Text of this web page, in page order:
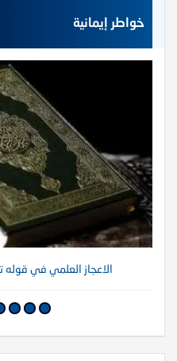
خواطر إيمانية
الاعجاز العلمي في قوله